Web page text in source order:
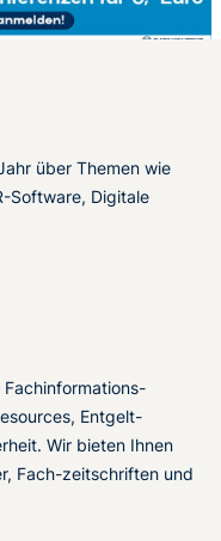
über Themen wie
Software, Digitale
Entgelt-
Wir bieten Ihnen
Fach-zeitschriften und